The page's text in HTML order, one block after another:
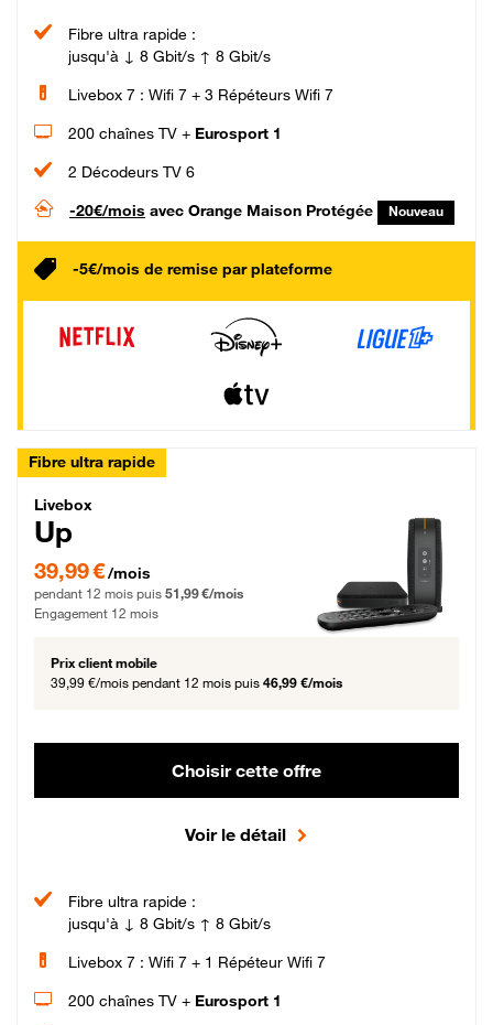
Fibre ultra rapide :
jusqu'à ↓ 8 Gbit/s ↑ 8 Gbit/s
Livebox 7 : Wifi 7 + 3 Répéteurs Wifi 7
200 chaînes TV + Eurosport 1
2 Décodeurs TV 6
-20€/mois avec Orange Maison Protégée Nouveau
-5€/mois de remise par plateforme
Fibre ultra rapide
Livebox Up Fibre
Livebox
Up
39,99 € par mois pendant 12 mois puis 51,99 € par mois, Engagement 12 mois
39,99 €/mois
pendant 12 mois puis 51,99 €/mois
Engagement 12 mois
Prix client mobile
39,99 €/mois pendant 12 mois puis 46,99 €/mois
Choisir cette offre
Voir le détail
Fibre ultra rapide :
jusqu'à ↓ 8 Gbit/s ↑ 8 Gbit/s
Livebox 7 : Wifi 7 + 1 Répéteur Wifi 7
200 chaînes TV + Eurosport 1